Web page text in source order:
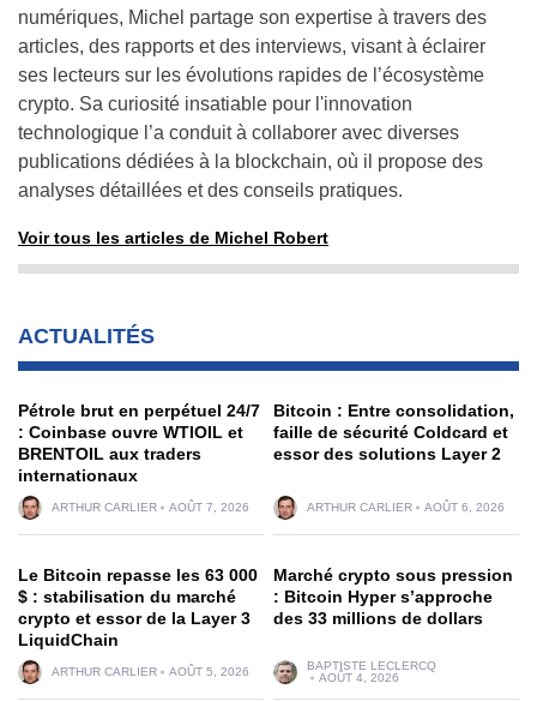
numériques, Michel partage son expertise à travers des
articles, des rapports et des interviews, visant à éclairer
ses lecteurs sur les évolutions rapides de l’écosystème
crypto. Sa curiosité insatiable pour l'innovation
technologique l’a conduit à collaborer avec diverses
publications dédiées à la blockchain, où il propose des
analyses détaillées et des conseils pratiques.
Voir tous les articles de Michel Robert
ACTUALITÉS
Pétrole brut en perpétuel 24/7
: Coinbase ouvre WTIOIL et
BRENTOIL aux traders
internationaux
ARTHUR CARLIER AOÛT 7, 2026
Bitcoin : Entre consolidation,
faille de sécurité Coldcard et
essor des solutions Layer 2
ARTHUR CARLIER AOÛT 6, 2026
Le Bitcoin repasse les 63 000
$ : stabilisation du marché
crypto et essor de la Layer 3
LiquidChain
ARTHUR CARLIER AOÛT 5, 2026
Marché crypto sous pression
: Bitcoin Hyper s’approche
des 33 millions de dollars
BAPTISTE LECLERCQ
AOÛT 4, 2026